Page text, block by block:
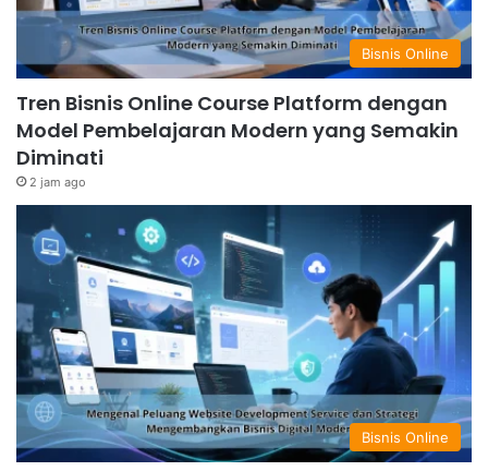
Bisnis Online
Tren Bisnis Online Course Platform dengan
Model Pembelajaran Modern yang Semakin
Diminati
2 jam ago
Bisnis Online